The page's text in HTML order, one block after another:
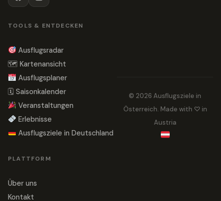
TOOLS & ENTDECKEN
Ausflugsradar
🗺 Kartenansicht
Ausflugsplaner
🗓 Saisonkalender
Veranstaltungen
Erlebnisse
Ausflugsziele in Deutschland
PLATTFORM
Über uns
Kontakt
© 2026 Ausflugsziele in
Österreich. Made with ♡ in
Austria